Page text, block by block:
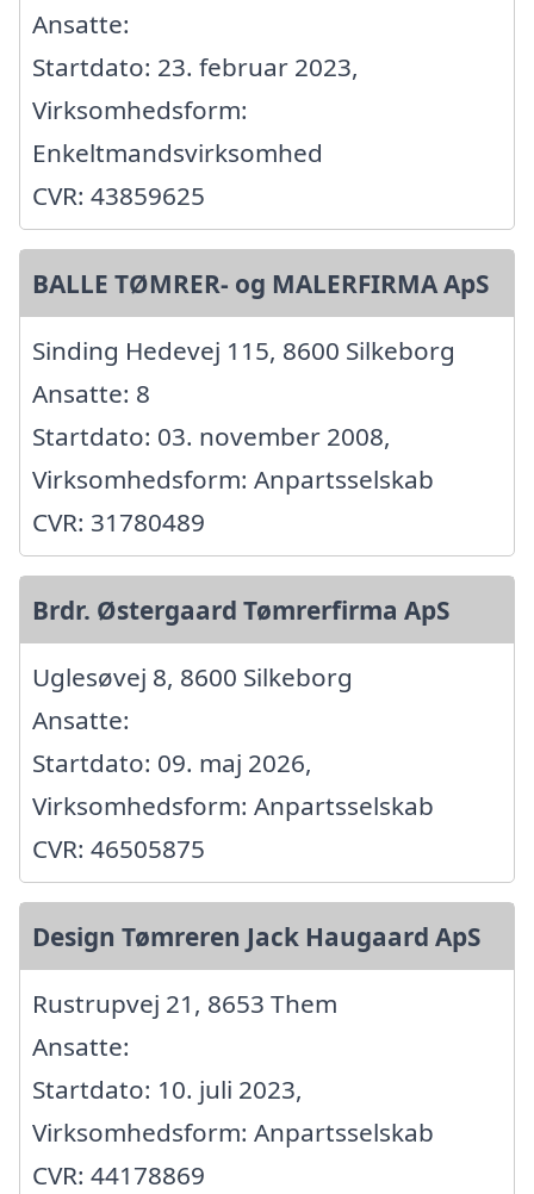
Ansatte:
Startdato: 23. februar 2023,
Virksomhedsform:
Enkeltmandsvirksomhed
CVR: 43859625
BALLE TØMRER- og MALERFIRMA ApS
Sinding Hedevej 115, 8600 Silkeborg
Ansatte: 8
Startdato: 03. november 2008,
Virksomhedsform: Anpartsselskab
CVR: 31780489
Brdr. Østergaard Tømrerfirma ApS
Uglesøvej 8, 8600 Silkeborg
Ansatte:
Startdato: 09. maj 2026,
Virksomhedsform: Anpartsselskab
CVR: 46505875
Design Tømreren Jack Haugaard ApS
Rustrupvej 21, 8653 Them
Ansatte:
Startdato: 10. juli 2023,
Virksomhedsform: Anpartsselskab
CVR: 44178869